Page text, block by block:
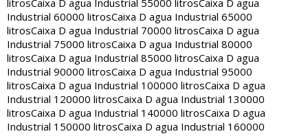
litrosCaixa D agua Industrial 55000 litrosCaixa D agua
Industrial 60000 litrosCaixa D agua Industrial 65000
litrosCaixa D agua Industrial 70000 litrosCaixa D agua
Industrial 75000 litrosCaixa D agua Industrial 80000
litrosCaixa D agua Industrial 85000 litrosCaixa D agua
Industrial 90000 litrosCaixa D agua Industrial 95000
litrosCaixa D agua Industrial 100000 litrosCaixa D agua
Industrial 120000 litrosCaixa D agua Industrial 130000
litrosCaixa D agua Industrial 140000 litrosCaixa D agua
Industrial 150000 litrosCaixa D agua Industrial 160000